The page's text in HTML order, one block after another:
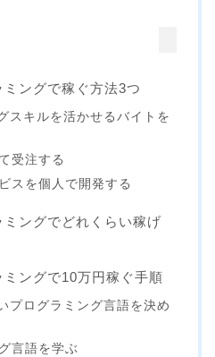
ングで稼ぐ方法3つ
スキルを活かせるバイトを
受注する
スを個人で開発する
ングでどれくらい稼げ
ングで10万円稼ぐ手順
プログラミング言語を決め
言語を学ぶ